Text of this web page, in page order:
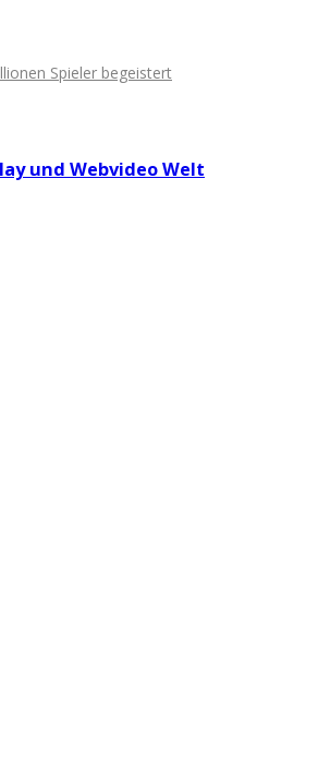
Spieler begeistert
und Webvideo Welt